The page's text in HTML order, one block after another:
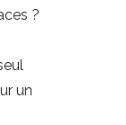
?
un